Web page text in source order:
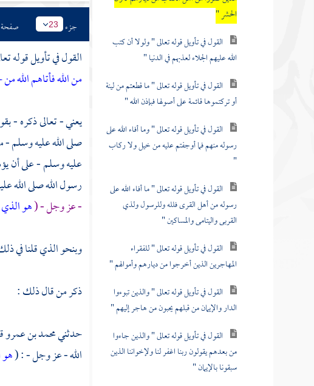
الحشر "
القول في تأويل قوله تعالى " ولولا أن كتب
الله عليهم الجلاء لعذبهم في الدنيا "
القول في تأويل قوله تعالى " ما قطعتم من لينة
أو تركتموها قائمة على أصولها فبإذن الله "
القول في تأويل قوله تعالى " وما أفاء الله على
رسوله منهم فما أوجفتم عليه من خيل ولا ركاب
"
القول في تأويل قوله تعالى " ما أفاء الله على
رسوله من أهل القرى فلله وللرسول ولذي
القربى واليتامى والمساكين "
القول في تأويل قوله تعالى " للفقراء
المهاجرين الذين أخرجوا من ديارهم وأموالهم "
القول في تأويل قوله تعالى " والذين تبوءوا
الدار والإيمان من قبلهم يحبون من هاجر إليهم "
القول في تأويل قوله تعالى " والذين جاءوا
من بعدهم يقولون ربنا اغفر لنا ولإخواننا الذين
سبقونا بالإيمان "
جزء 23 صفحة
القول في تأويل قوله
من الله فأتاهم الله
يعني - تعالى ذكره -
صلى الله عليه وسلم
عليه وسلم - على أن
رسول الله صلى الله
- عز وجل - (هو
وبنحو الذي قلنا في
ذكر من قال ذلك :
حدثنيمحمد بن عمرو
الله - عز وجل - : (